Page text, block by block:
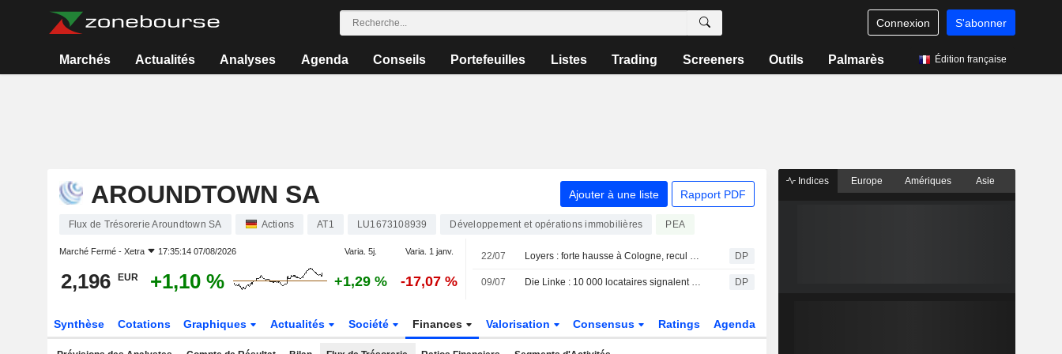
Connexion S'abonner
Marchés Actualités Analyses Agenda Conseils Portefeuilles Listes Trading Screeners Outils Palmarès Édition française
AROUNDTOWN SA Ajouter à une liste Rapport PDF
Flux de Trésorerie Aroundtown SA Actions AT1 LU1673108939 Développement et opérations immobilières PEA
Marché Fermé - Xetra 17:35:14 07/08/2026 Varia. 5j. Varia. 1 janv.
2,196 EUR +1,10 % +1,29 % -17,07 %
22/07 Loyers : forte hausse à Cologne, recul à Berlin DP
09/07 Die Linke : 10 000 locataires signalent des loyers usuraires aux autorités via une application DP
Synthèse Cotations Graphiques Actualités Société Finances Valorisation Consensus Ratings Agenda
Indices Europe Amériques Asie